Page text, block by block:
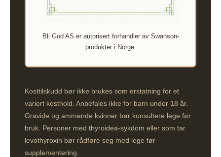
Bli God AS er autorisert forhandler av Swanson-
produkter i Norge.
Kosttilskudd bør ikke brukes som erstatning for et
variert kosthold. Anbefales ikke for barn under 18 år.
Gravide og ammende kvinner bør konsultere lege før
bruk. Personer med thyroidea-sykdom eller som tar
levothyroxin bør rådføre seg med lege før
supplementering.